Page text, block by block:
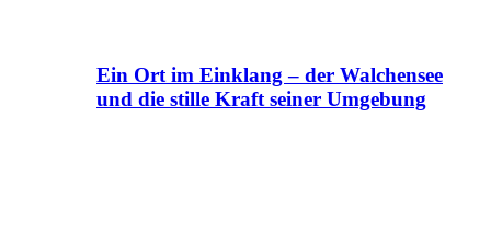
Ein Ort im Einklang – der Walchensee
und die stille Kraft seiner Umgebung